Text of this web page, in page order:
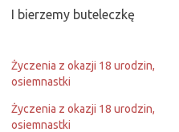
I bierzemy buteleczkę
Życzenia z okazji 18 urodzin,
osiemnastki
Życzenia z okazji 18 urodzin,
osiemnastki